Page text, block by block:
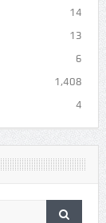
14
13
6
1,408
4